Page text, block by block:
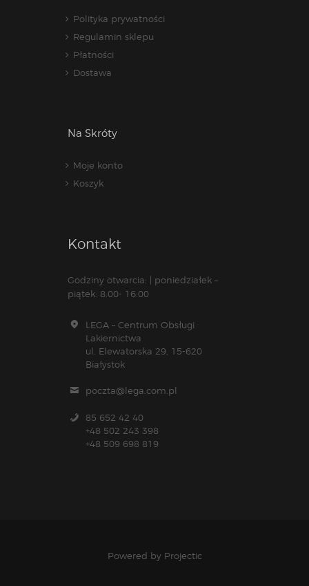
Polityka prywatności
Regulamin sklepu
Płatności
Dostawa
Na Skróty
Moje konto
Koszyk
Kontakt
Godziny otwarcia: | poniedziałek –
piątek: 8:00- 16:00
LEGA – Centrum Obsługi
Lakiernictwa
ul. Elewatorska 29, 15-620
Białystok
poczta@lega.com.pl
85 652 42 40
+48 502 243 398
+48 509 698 819
Powered by Projectic